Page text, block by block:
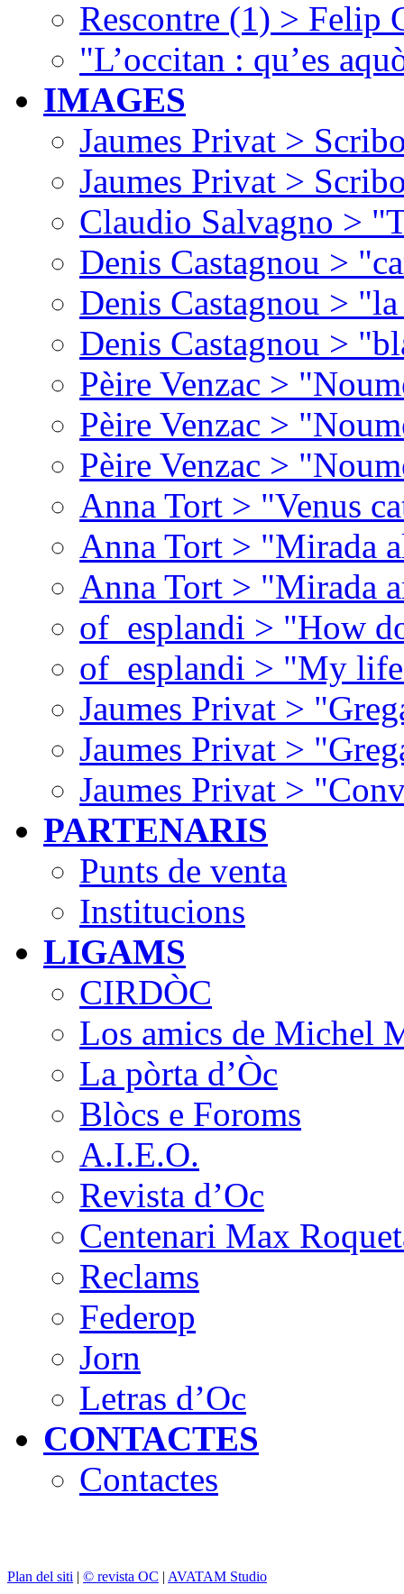
Rescontre (1) > Felip
"L’occitan : qu’es
IMAGES
Jaumes Privat >
Jaumes Privat >
Claudio Salvagno >
Denis Castagnou >
Denis Castagnou >
Denis Castagnou >
Pèire Venzac >
Pèire Venzac >
Pèire Venzac >
Anna Tort > "Venus
Anna Tort > "Mirada
Anna Tort > "Mirada
of_esplandi > "How
of_esplandi > "My
Jaumes Privat >
Jaumes Privat >
Jaumes Privat >
PARTENARIS
Punts de venta
Institucions
LIGAMS
CIRDÒC
Los amics de Michel
La pòrta d’Òc
Blòcs e Foroms
A.I.E.O.
Revista d’Oc
Centenari Max
Reclams
Federop
Jorn
Letras d’Oc
CONTACTES
Contactes
Plan del siti | © revista OC | AVATAM Studio